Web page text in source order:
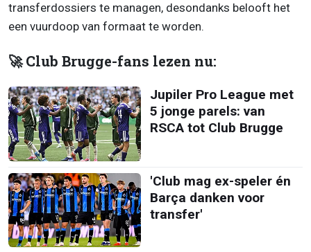
transferdossiers te managen, desondanks belooft het
een vuurdoop van formaat te worden.
🚀 Club Brugge-fans lezen nu:
Jupiler Pro League met
5 jonge parels: van
RSCA tot Club Brugge
'Club mag ex-speler én
Barça danken voor
transfer'